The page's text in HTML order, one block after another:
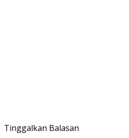
Tinggalkan Balasan